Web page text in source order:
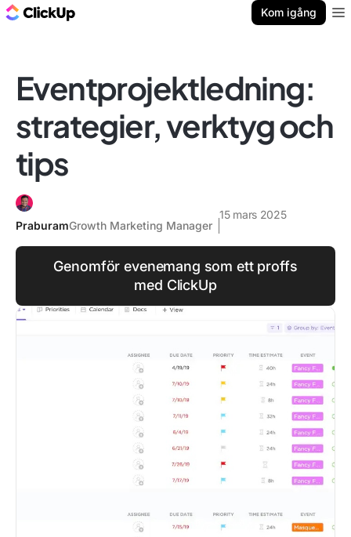
Kom igång
Eventprojektledning:
strategier, verktyg och
tips
PraburamGrowth Marketing Manager
15 mars 2025
Genomför evenemang som ett proffs
med ClickUp